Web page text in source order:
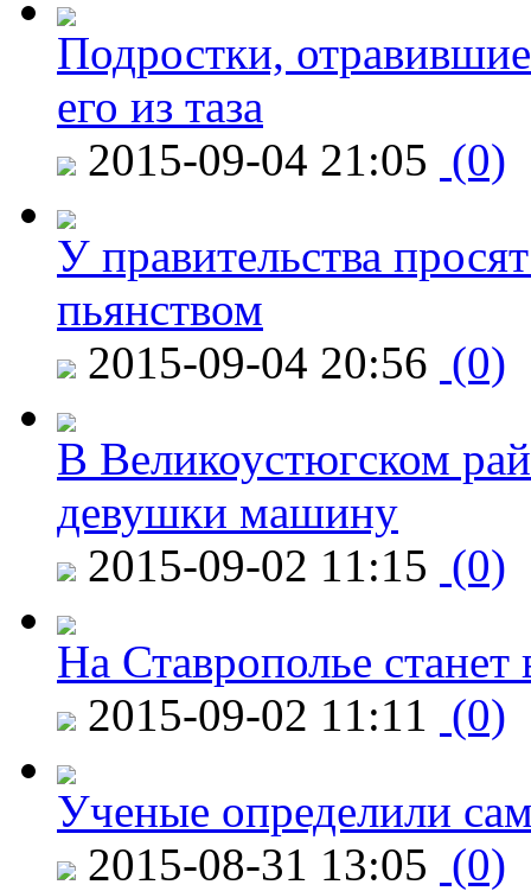
Подростки,
его из таза
2015-09-04 21:05 (0)
У правительства
пьянством
2015-09-04 20:56 (0)
В Великоустюгском
девушки машину
2015-09-02 11:15 (0)
На Ставрополье
2015-09-02 11:11 (0)
Ученые определили
2015-08-31 13:05 (0)